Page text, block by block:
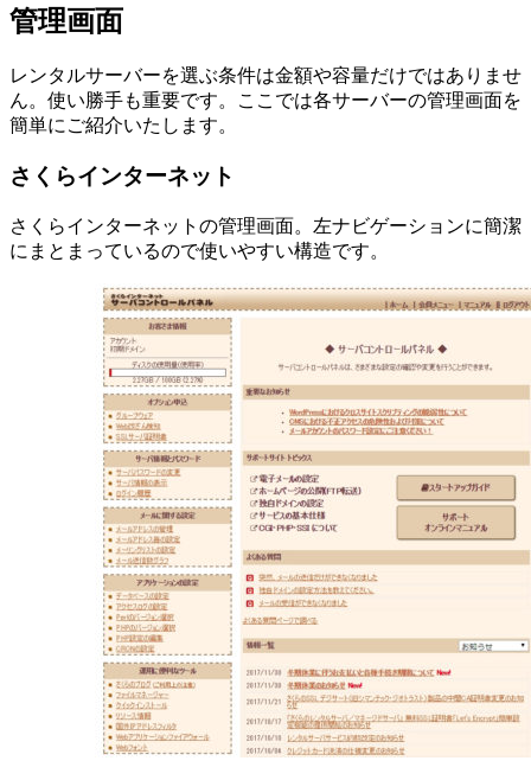
管理画面
レンタルサーバーを選ぶ条件は金額や容量だけではありませ
ん。使い勝手も重要です。ここでは各サーバーの管理画面を
簡単にご紹介いたします。
さくらインターネット
さくらインターネットの管理画面。左ナビゲーションに簡潔
にまとまっているので使いやすい構造です。